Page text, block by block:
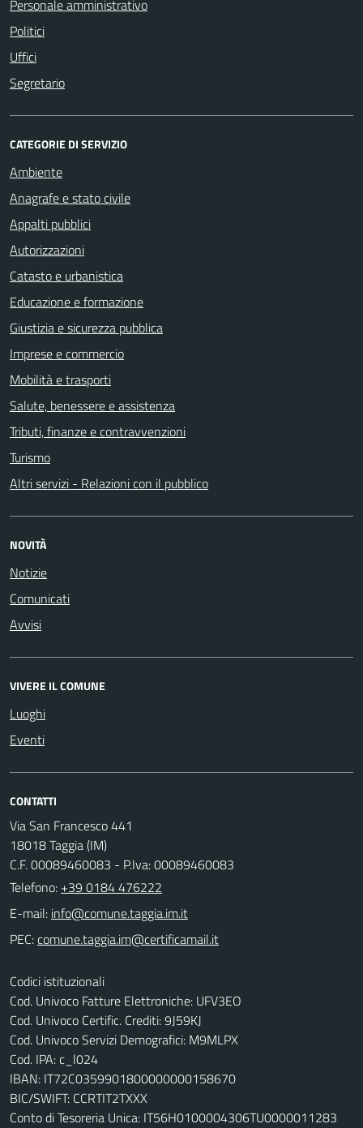
Personale amministrativo
Politici
Uffici
Segretario
CATEGORIE DI SERVIZIO
Ambiente
Anagrafe e stato civile
Appalti pubblici
Autorizzazioni
Catasto e urbanistica
Educazione e formazione
Giustizia e sicurezza pubblica
Imprese e commercio
Mobilità e trasporti
Salute, benessere e assistenza
Tributi, finanze e contravvenzioni
Turismo
Altri servizi - Relazioni con il pubblico
NOVITÀ
Notizie
Comunicati
Avvisi
VIVERE IL COMUNE
Luoghi
Eventi
CONTATTI
Via San Francesco 441
18018 Taggia (IM)
C.F. 00089460083 - P.Iva: 00089460083
Telefono: +39 0184 476222
E-mail:
PEC:
Codici istituzionali
Cod. Univoco Fatture Elettroniche: UFV3EO
Cod. Univoco Certific. Crediti: 9J59KJ
Cod. Univoco Servizi Demografici: M9MLPX
Cod. IPA: c_l024
IBAN: IT72C0359901800000000158670
BIC/SWIFT: CCRTIT2TXXX
Conto di Tesoreria Unica: IT56H0100004306TU0000011283